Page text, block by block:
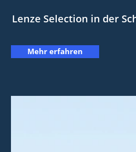
Lenze Selection in der
Mehr erfahren